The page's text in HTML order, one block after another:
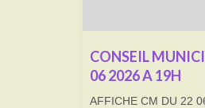
CONSEIL
06 2026 A 19H
AFFICHE CM DU 22